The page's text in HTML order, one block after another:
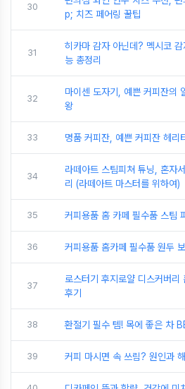
30
p; 치즈 페어링 꿀팁
31
히카마 감자 아닌데? 멕시코
능 총정리
32
마이센 도자기, 예쁜 커피잔의
왕
33 명품 커피잔, 예쁜 커피잔 헤리
34
라떼아트 스팀피쳐 튜닝, 혼자
리 (라떼아트 마스터를 위하여)
35 커피용품 홈 카페 필수품 스팀
36 커피용품 홈카페 필수품 원두
37
로스터기 후지로얄 디스커버
후기
38 환절기 필수 템! 목에 좋은 차
39 커피 마시면 속 쓰림? 원인과